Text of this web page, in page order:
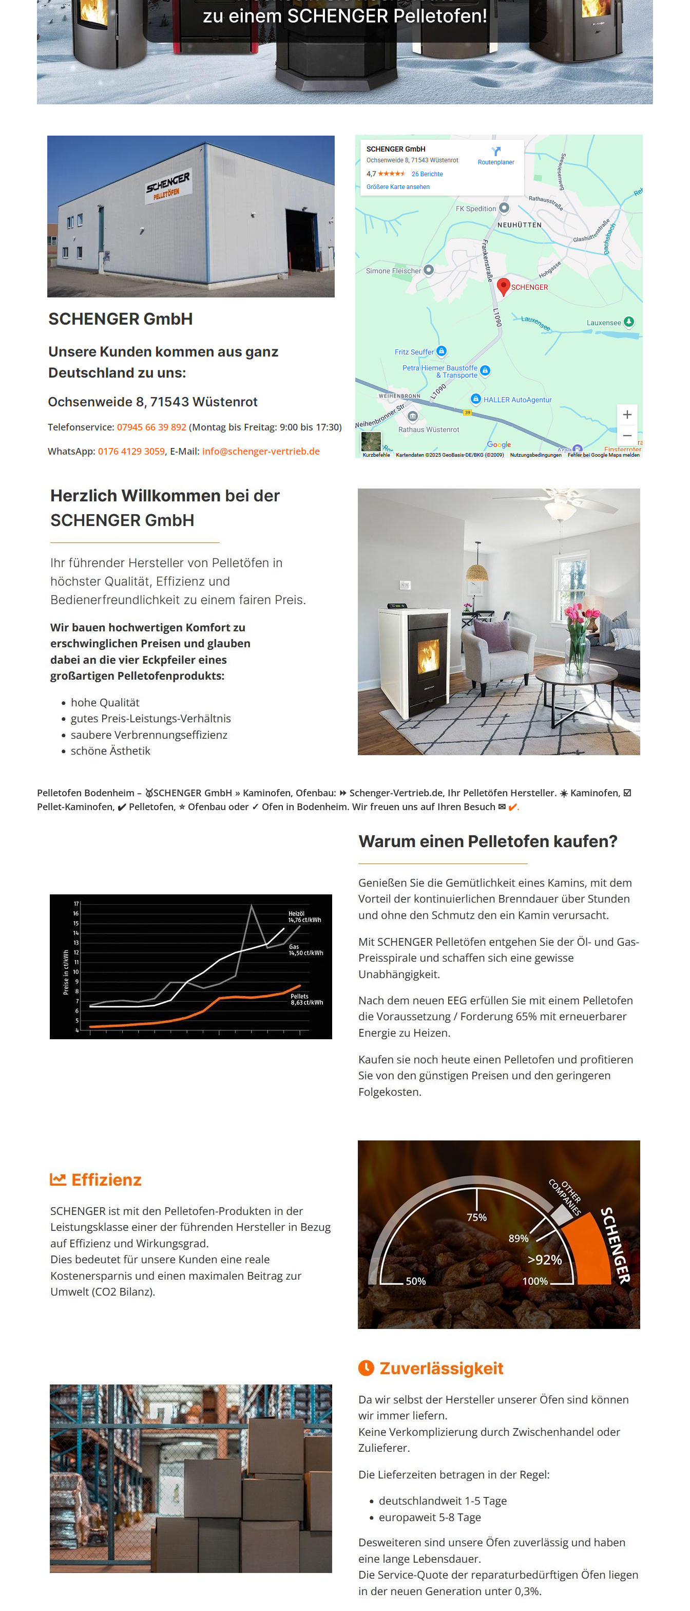
Pelletofen Bodenheim – 🥇SCHENGER GmbH » Kaminofen, Ofenbau: ⏩ Schenger-Vertrieb.de, Ihr Pelletöfen Hersteller. ☀️ Kaminofen, ☑️
Pellet-Kaminofen, ✔️ Pelletofen, ⭐ Ofenbau oder ✓ Ofen in Bodenheim. Wir freuen uns auf Ihren Besuch ✉ ✔️.